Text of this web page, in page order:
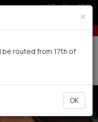
GR|EN|SRB
orders over 250€ for EU & 300€ for non
days via UPS
×
be routed from 17th of
OK